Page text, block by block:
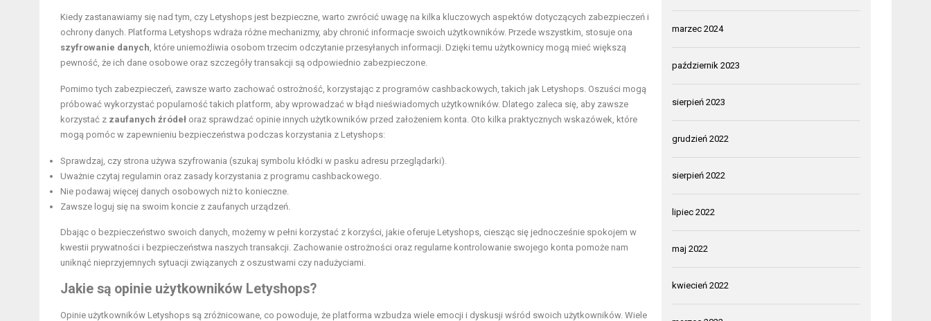
Kiedy zastanawiamy się nad tym, czy Letyshops jest bezpieczne, warto zwrócić uwagę na kilka kluczowych aspektów dotyczących zabezpieczeń i
ochrony danych. Platforma Letyshops wdraża różne mechanizmy, aby chronić informacje swoich użytkowników. Przede wszystkim, stosuje ona
szyfrowanie danych, które uniemożliwia osobom trzecim odczytanie przesyłanych informacji. Dzięki temu użytkownicy mogą mieć większą
pewność, że ich dane osobowe oraz szczegóły transakcji są odpowiednio zabezpieczone.
Pomimo tych zabezpieczeń, zawsze warto zachować ostrożność, korzystając z programów cashbackowych, takich jak Letyshops. Oszuści mogą
próbować wykorzystać popularność takich platform, aby wprowadzać w błąd nieświadomych użytkowników. Dlatego zaleca się, aby zawsze
korzystać z zaufanych źródeł oraz sprawdzać opinie innych użytkowników przed założeniem konta. Oto kilka praktycznych wskazówek, które
mogą pomóc w zapewnieniu bezpieczeństwa podczas korzystania z Letyshops:
Sprawdzaj, czy strona używa szyfrowania (szukaj symbolu kłódki w pasku adresu przeglądarki).
Uważnie czytaj regulamin oraz zasady korzystania z programu cashbackowego.
Nie podawaj więcej danych osobowych niż to konieczne.
Zawsze loguj się na swoim koncie z zaufanych urządzeń.
Dbając o bezpieczeństwo swoich danych, możemy w pełni korzystać z korzyści, jakie oferuje Letyshops, ciesząc się jednocześnie spokojem w
kwestii prywatności i bezpieczeństwa naszych transakcji. Zachowanie ostrożności oraz regularne kontrolowanie swojego konta pomoże nam
uniknąć nieprzyjemnych sytuacji związanych z oszustwami czy nadużyciami.
Jakie są opinie użytkowników Letyshops?
Opinie użytkowników Letyshops są zróżnicowane, co powoduje, że platforma wzbudza wiele emocji i dyskusji wśród swoich użytkowników. Wiele
marzec 2024
październik 2023
sierpień 2023
grudzień 2022
sierpień 2022
lipiec 2022
maj 2022
kwiecień 2022